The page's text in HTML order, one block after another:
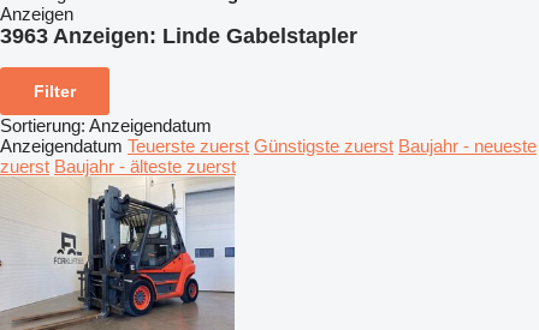
Anzeigen
3963 Anzeigen: Linde Gabelstapler
Filter
Sortierung: Anzeigendatum
Anzeigendatum Teuerste zuerst Günstigste zuerst Baujahr - neueste
zuerst Baujahr - älteste zuerst